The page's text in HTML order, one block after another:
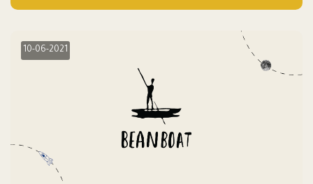
10-06-2021